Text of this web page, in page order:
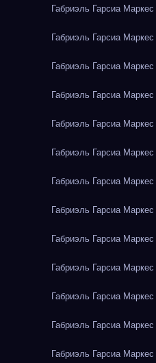
Габриэль Гарсиа
Габриэль Гарсиа
Габриэль Гарсиа
Габриэль Гарсиа
Габриэль Гарсиа
Габриэль Гарсиа
Габриэль Гарсиа
Габриэль Гарсиа
Габриэль Гарсиа
Габриэль Гарсиа
Габриэль Гарсиа
Габриэль Гарсиа
Габриэль Гарсиа